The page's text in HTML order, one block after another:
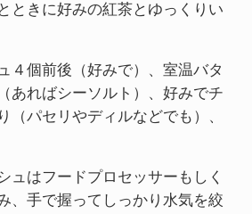
ときに好みの紅茶とゆっくりい
４個前後（好みで）、室温バタ
あればシーソルト）、好みでチ
（パセリやディルなどでも）、
ュはフードプロセッサーもしく
、手で握ってしっかり水気を絞